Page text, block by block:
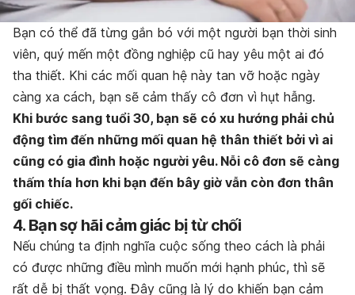
Bạn có thể đã từng gắn bó với một người bạn thời sinh
viên, quý mến một đồng nghiệp cũ hay yêu một ai đó
tha thiết. Khi các mối quan hệ này tan vỡ hoặc ngày
càng xa cách, bạn sẽ cảm thấy cô đơn vì hụt hẫng.
Khi bước sang tuổi 30, bạn sẽ có xu hướng phải chủ
động tìm đến những mối quan hệ thân thiết bởi vì ai
cũng có gia đình hoặc người yêu. Nỗi cô đơn sẽ càng
thấm thía hơn khi bạn đến bây giờ vẫn còn đơn thân
gối chiếc.
4. Bạn sợ hãi cảm giác bị từ chối
Nếu chúng ta định nghĩa cuộc sống theo cách là phải
có được những điều mình muốn mới hạnh phúc, thì sẽ
rất dễ bị thất vọng. Đây cũng là lý do khiến bạn cảm